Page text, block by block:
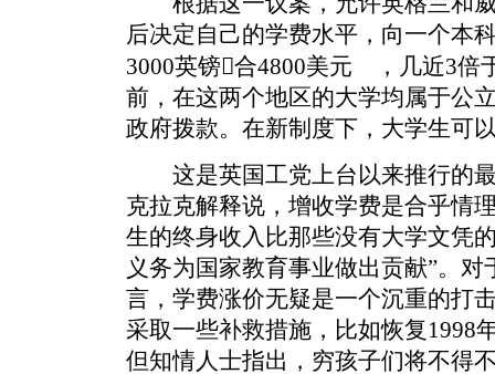
后决定自己的学费水平，向一个本
3000英镑合4800美元 ，几近3倍
前，在这两个地区的大学均属于公
政府拨款。在新制度下，大学生可
这是英国工党上台以来推行的最
克拉克解释说，增收学费是合乎情
生的终身收入比那些没有大学文凭
义务为国家教育事业做出贡献”。
言，学费涨价无疑是一个沉重的打
采取一些补救措施，比如恢复1998
但知情人士指出，穷孩子们将不得